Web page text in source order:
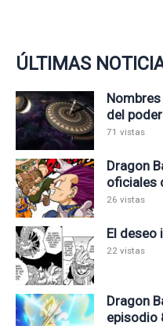
ÚLTIMAS
del poder
71 vistas
Dragon
oficiales
26 vistas
El deseo
22 vistas
Dragon
episodio